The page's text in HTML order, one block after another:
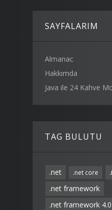
SAYFALARIM
Almanac
Hakkımda
Java ile 24 Kahve
TAG BULUTU
.net .net core
.net framework
.net framework 4.0